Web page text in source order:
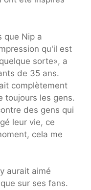
que Nip a
qu'il est
sorte», a
de 35 ans.
complètement
toujours les gens.
des gens qui
leur vie, ce
cela me
aurait aimé
sur ses fans.